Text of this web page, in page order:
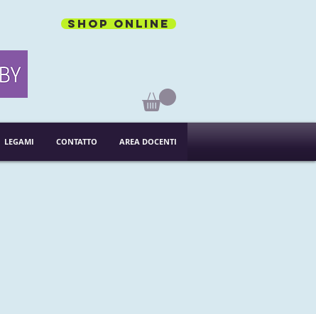
Shop online
LEGAMI CONTATTO AREA DOCENTI